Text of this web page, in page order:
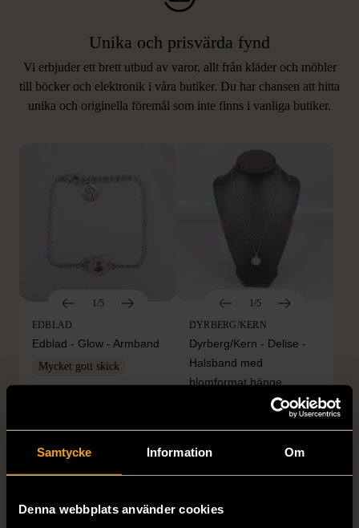
Samtycke Information Om
Denna webbplats använder cookies
Unika och prisvärda fynd
Vi erbjuder ett brett utbud av varor, allt från kläder och möbler
till böcker och elektronik i våra butiker. Du har chansen att hitta
unika och originella föremål som inte finns i vanliga butiker.
LIKNANDE PRODUKTER
Hitta produkter som påminner om denna
1/5
EDBLAD
Edblad - Glow - Armband
Mycket gott skick
1/5
DYRBERG/KERN
Dyrberg/Kern - Delise -
Halsband med
blomformat hänge
Mycket gott skick